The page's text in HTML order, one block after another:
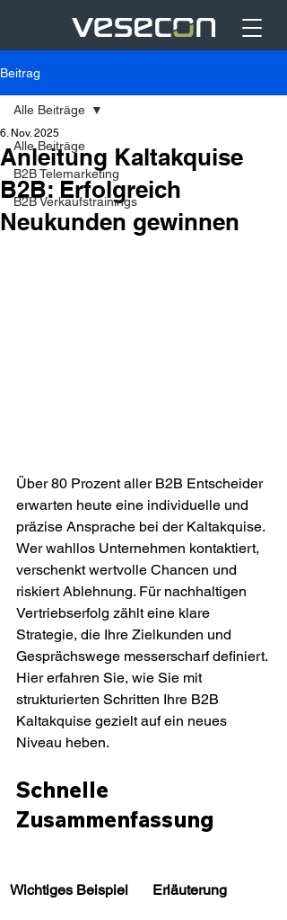
Beitrag
Alle Beiträge
B2B Telemarketing
B2B Verkaufstrainings
Alle Beiträge
Anleitung Kaltakquise
B2B: Erfolgreich
Neukunden gewinnen
6. Nov. 2025
Über 80 Prozent aller B2B Entscheider
erwarten heute eine individuelle und
präzise Ansprache bei der Kaltakquise.
Wer wahllos Unternehmen kontaktiert,
verschenkt wertvolle Chancen und
riskiert Ablehnung. Für nachhaltigen
Vertriebserfolg zählt eine klare
Strategie, die Ihre Zielkunden und
Gesprächswege messerscharf definiert.
Hier erfahren Sie, wie Sie mit
strukturierten Schritten Ihre B2B
Kaltakquise gezielt auf ein neues
Niveau heben.
Schnelle
Zusammenfassung
Wichtiges Beispiel Erläuterung